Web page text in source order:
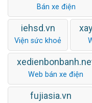
Bán xe điện
iehsd.vn
Viện sức khoẻ
Web bán xe điện
fujiasia.vn